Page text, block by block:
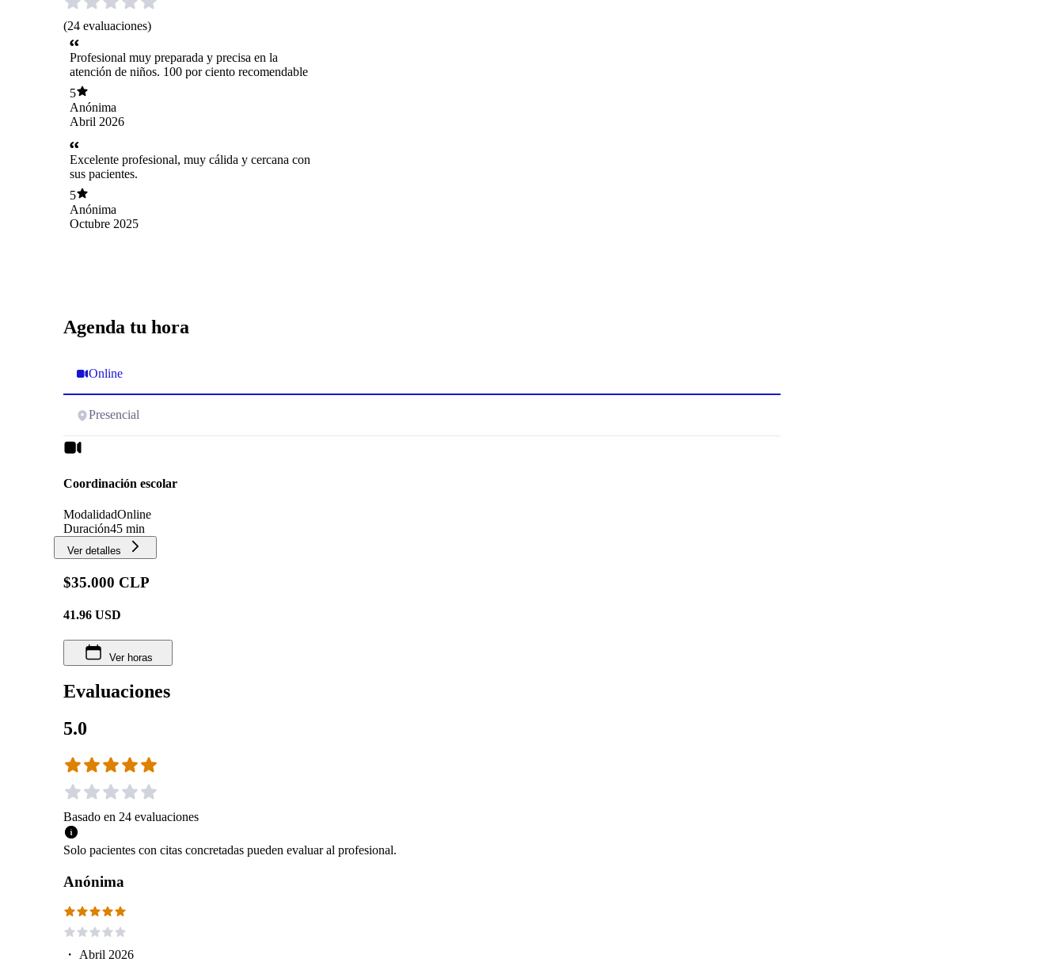
(24 evaluaciones)
Profesional muy preparada y precisa en la
atención de niños. 100 por ciento recomendable
5
Anónima
Abril 2026
Excelente profesional, muy cálida y cercana con
sus pacientes.
5
Anónima
Octubre 2025
Agenda tu hora
Online
Presencial
Coordinación escolar
ModalidadOnline
Duración45 min
Ver detalles
$35.000 CLP
41.96 USD
Ver horas
Evaluaciones
5.0
Basado en 24 evaluaciones
Solo pacientes con citas concretadas pueden evaluar al profesional.
Anónima
・ Abril 2026